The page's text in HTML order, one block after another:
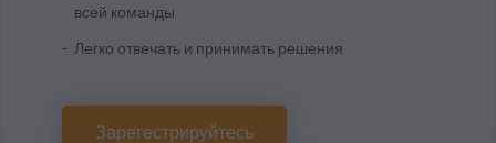
всей команды
Легко отвечать и принимать решения
Зарегестрируйтесь